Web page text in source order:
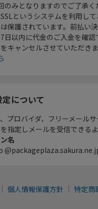
のみとなりますのでご了承く
というシステムを利用し
保護されています。前払い
日以内に代金のご入金を確
キャンセルさせていただきま
について
プロバイダ、フリーメール
指定しメールを受信できる
名
個人情報保護方針 特定商